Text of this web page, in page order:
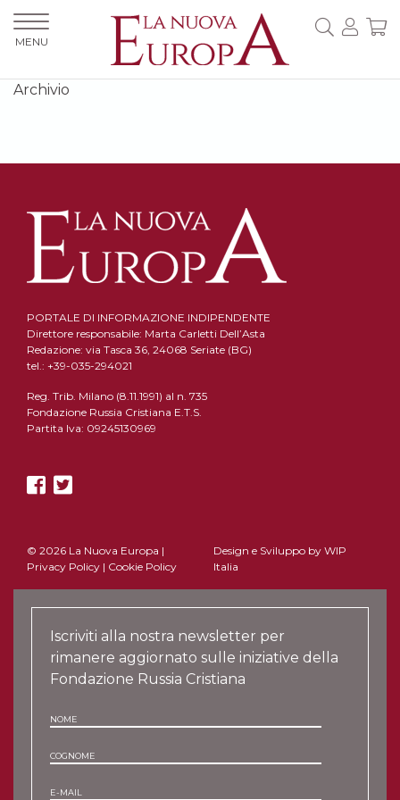
Archivio
PORTALE DI INFORMAZIONE INDIPENDENTE
Direttore responsabile: Marta Carletti Dell’Asta
Redazione: via Tasca 36, 24068 Seriate (BG)
tel.: +39-035-294021
Reg. Trib. Milano (8.11.1991) al n. 735
Fondazione Russia Cristiana E.T.S.
Partita Iva: 09245130969
© 2026 La Nuova Europa |
Privacy Policy | Cookie Policy
Design e Sviluppo by WIP
Italia
Iscriviti alla nostra newsletter per
rimanere aggiornato sulle iniziative della
Fondazione Russia Cristiana
NOME
COGNOME
E-MAIL
MENU